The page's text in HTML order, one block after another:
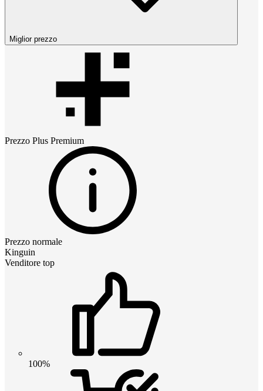
Miglior prezzo
Prezzo Plus Premium
Prezzo normale
Kinguin
Venditore top
100%